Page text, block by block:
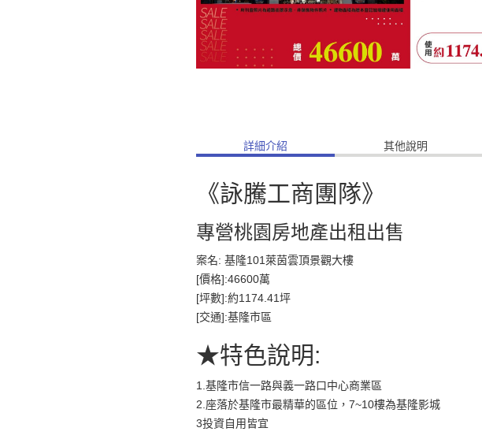
詳細介紹 其他說明
《詠騰工商團隊》
專營桃園房地產出租出售
案名: 基隆101萊茵雲頂景觀大樓
[價格]:46600萬
[坪數]:約1174.41坪
[交通]:基隆市區
★特色說明:
1.基隆市信一路與義一路口中心商業區
2.座落於基隆市最精華的區位，7~10樓為基隆影城
3投資自用皆宜